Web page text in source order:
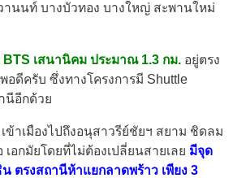
านนท์ บางบัวทอง บางใหญ่ สะพานใหม่
BTS เสนานิคม ประมาณ 1.3 กม. อยู่ตรง
ดีครับ ซึ่งทางโครงการมี Shuttle
นีอีกด้วย
ข้าเมืองไปถึงอนุสาวรีย์ชัยฯ สยาม ชิดลม
อกมัยโดยที่ไม่ต้องเปลี่ยนสายเลย มีจุด
ตรงสถานีห้าแยกลาดพร้าว เพียง 3